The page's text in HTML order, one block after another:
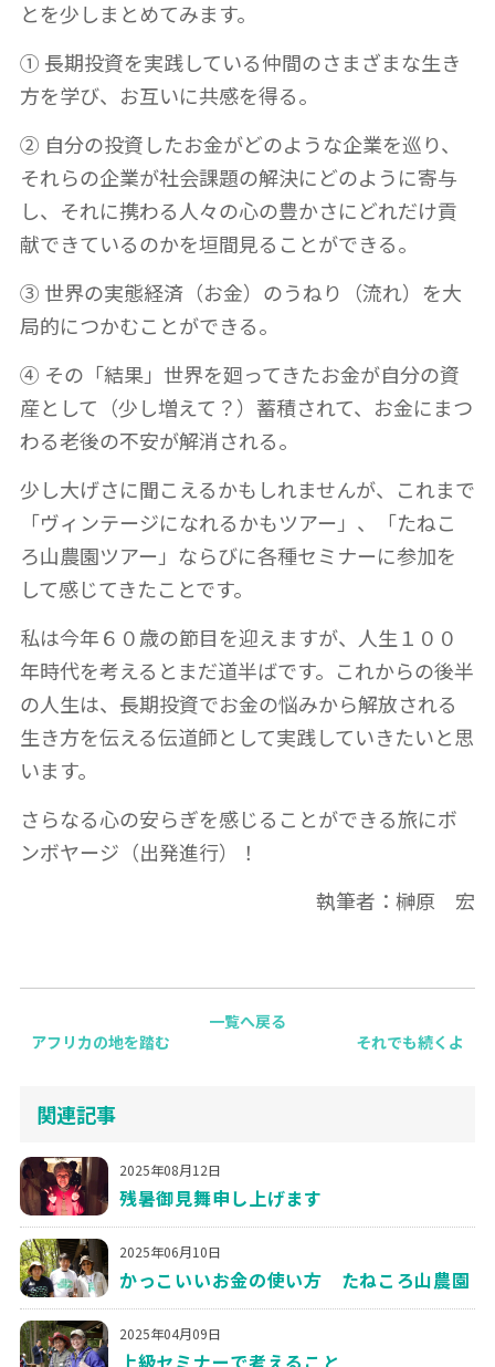
とを少しまとめてみます。
① 長期投資を実践している仲間のさまざまな生き
方を学び、お互いに共感を得る。
② 自分の投資したお金がどのような企業を巡り、
それらの企業が社会課題の解決にどのように寄与
し、それに携わる人々の心の豊かさにどれだけ貢
献できているのかを垣間見ることができる。
③ 世界の実態経済（お金）のうねり（流れ）を大
局的につかむことができる。
④ その「結果」世界を廻ってきたお金が自分の資
産として（少し増えて？）蓄積されて、お金にまつ
わる老後の不安が解消される。
少し大げさに聞こえるかもしれませんが、これまで
「ヴィンテージになれるかもツアー」、「たねこ
ろ山農園ツアー」ならびに各種セミナーに参加を
して感じてきたことです。
私は今年６０歳の節目を迎えますが、人生１００
年時代を考えるとまだ道半ばです。これからの後半
の人生は、長期投資でお金の悩みから解放される
生き方を伝える伝道師として実践していきたいと思
います。
さらなる心の安らぎを感じることができる旅にボ
ンボヤージ（出発進行）！
執筆者：榊原 宏
それでも続くよ
アフリカの地を踏む
一覧へ戻る
関連記事
2025年08月12日
残暑御見舞申し上げます
2025年06月10日
かっこいいお金の使い方 たねころ山農園
2025年04月09日